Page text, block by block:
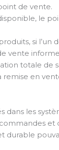
de vente.
le
si
vente
totale de
en
dans les
durable